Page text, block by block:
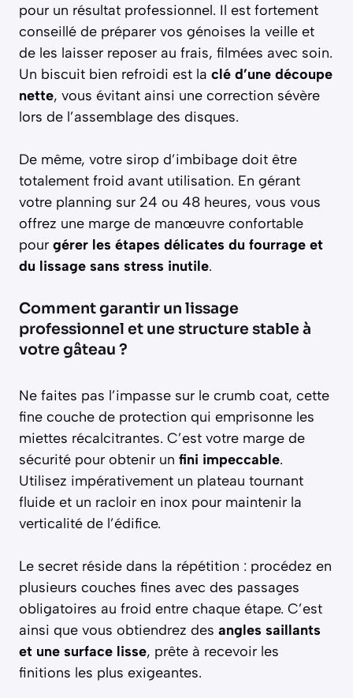
pour un résultat professionnel. Il est fortement
conseillé de préparer vos génoises la veille et
de les laisser reposer au frais, filmées avec soin.
Un biscuit bien refroidi est la clé d’une découpe
nette, vous évitant ainsi une correction sévère
lors de l’assemblage des disques.
De même, votre sirop d’imbibage doit être
totalement froid avant utilisation. En gérant
votre planning sur 24 ou 48 heures, vous vous
offrez une marge de manœuvre confortable
pour gérer les étapes délicates du fourrage et
du lissage sans stress inutile.
Comment garantir un lissage
professionnel et une structure stable à
votre gâteau ?
Ne faites pas l’impasse sur le crumb coat, cette
fine couche de protection qui emprisonne les
miettes récalcitrantes. C’est votre marge de
sécurité pour obtenir un fini impeccable.
Utilisez impérativement un plateau tournant
fluide et un racloir en inox pour maintenir la
verticalité de l’édifice.
Le secret réside dans la répétition : procédez en
plusieurs couches fines avec des passages
obligatoires au froid entre chaque étape. C’est
ainsi que vous obtiendrez des angles saillants
et une surface lisse, prête à recevoir les
finitions les plus exigeantes.